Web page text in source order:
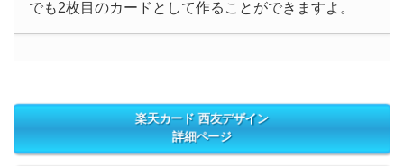
でも2枚目のカードとして作ることができますよ。
楽天カード 西友デザイン
詳細ページ